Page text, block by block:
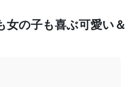
女の子も喜ぶ可愛い＆